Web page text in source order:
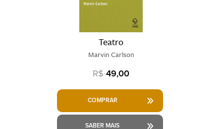
Teatro
Marvin Carlson
R$ 49,00
COMPRAR
SABER MAIS